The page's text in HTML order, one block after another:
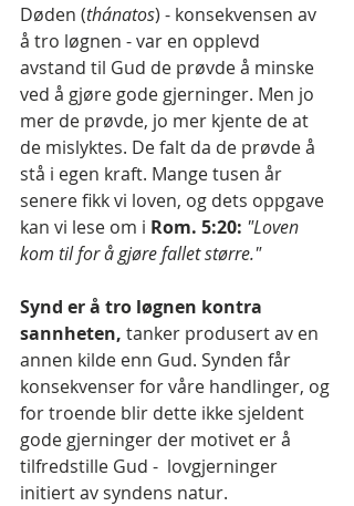
Døden (thánatos) - konsekvensen av
å tro løgnen - var en opplevd
avstand til Gud de prøvde å minske
ved å gjøre gode gjerninger. Men jo
mer de prøvde, jo mer kjente de at
de mislyktes. De falt da de prøvde å
stå i egen kraft. Mange tusen år
senere fikk vi loven, og dets oppgave
kan vi lese om i Rom. 5:20: "Loven
kom til for å gjøre fallet større."
Synd er å tro løgnen kontra
sannheten, tanker produsert av en
annen kilde enn Gud. Synden får
konsekvenser for våre handlinger, og
for troende blir dette ikke sjeldent
gode gjerninger der motivet er å
tilfredstille Gud -  lovgjerninger
initiert av syndens natur.